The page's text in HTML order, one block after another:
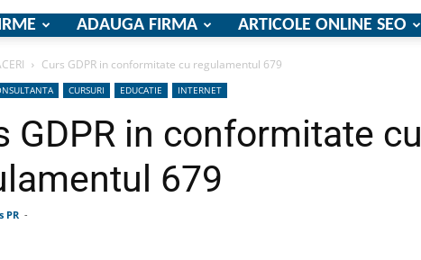
ADAUGA FIRMA ARTICOLE ONLINE SEO
Curs GDPR in conformitate cu regulamentul 679
CURSURI EDUCATIE INTERNET
GDPR in conformitate cu
679
PR -